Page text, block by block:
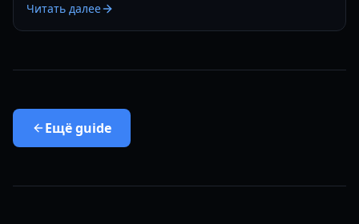
выдумаете новое, в этом подробном руководстве.
Читать далее
Ещёguide